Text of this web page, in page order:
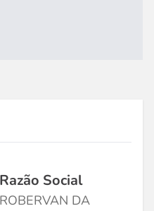
Razão Social
ROBERVAN DA